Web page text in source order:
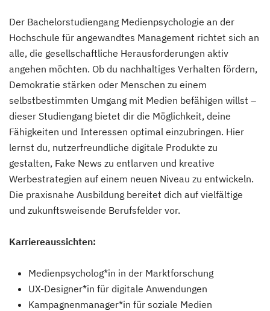
Der Bachelorstudiengang Medienpsychologie an der
Hochschule für angewandtes Management richtet sich an
alle, die gesellschaftliche Herausforderungen aktiv
angehen möchten. Ob du nachhaltiges Verhalten fördern,
Demokratie stärken oder Menschen zu einem
selbstbestimmten Umgang mit Medien befähigen willst –
dieser Studiengang bietet dir die Möglichkeit, deine
Fähigkeiten und Interessen optimal einzubringen. Hier
lernst du, nutzerfreundliche digitale Produkte zu
gestalten, Fake News zu entlarven und kreative
Werbestrategien auf einem neuen Niveau zu entwickeln.
Die praxisnahe Ausbildung bereitet dich auf vielfältige
und zukunftsweisende Berufsfelder vor.
Karriereaussichten:
Medienpsycholog*in in der Marktforschung
UX-Designer*in für digitale Anwendungen
Kampagnenmanager*in für soziale Medien